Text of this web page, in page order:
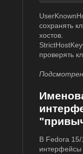
сохранять
хостов.
проверять
В Fedora 15/